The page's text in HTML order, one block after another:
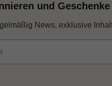
und
News, exklusive